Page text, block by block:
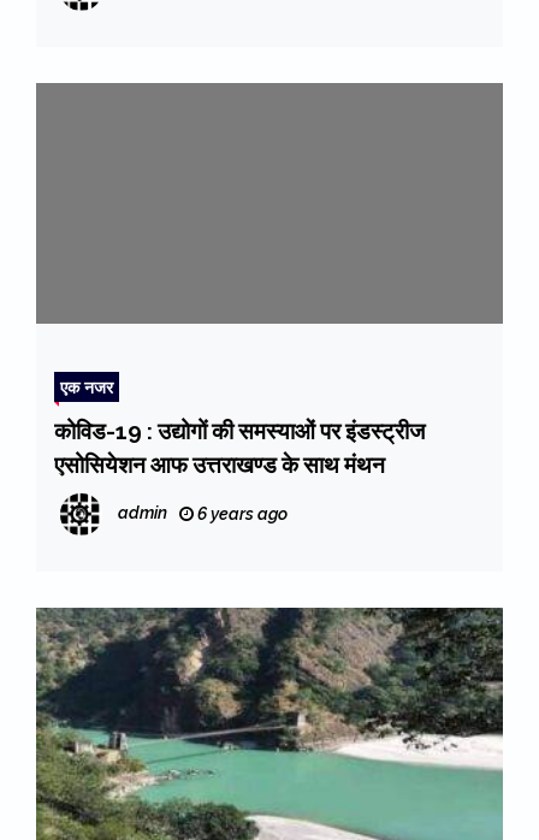
एक नजर
कोविड-19 : उद्योगों की समस्याओं पर इंडस्ट्रीज
एसोसियेशन आफ उत्तराखण्ड के साथ मंथन
admin 6 years ago